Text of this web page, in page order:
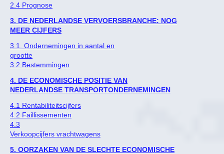
2.4 Prognose
3. DE NEDERLANDSE VERVOERSBRANCHE: NOG
MEER CIJFERS
3.1. Ondernemingen in aantal en
grootte
3.2 Bestemmingen
4. DE ECONOMISCHE POSITIE VAN
NEDERLANDSE TRANSPORTONDERNEMINGEN
4.1 Rentabiliteitscijfers
4.2 Faillissementen
4.3
Verkoopcijfers vrachtwagens
5. OORZAKEN VAN DE SLECHTE ECONOMISCHE